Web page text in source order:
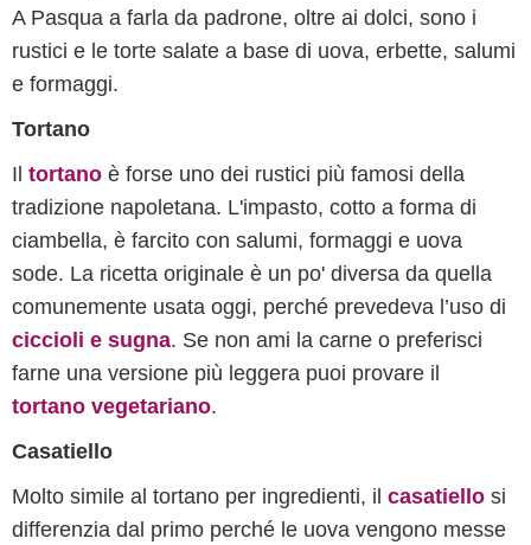
A Pasqua a farla da padrone, oltre ai dolci, sono i
rustici e le torte salate a base di uova, erbette, salumi
e formaggi.
Tortano
Il tortano è forse uno dei rustici più famosi della
tradizione napoletana. L'impasto, cotto a forma di
ciambella, è farcito con salumi, formaggi e uova
sode. La ricetta originale è un po' diversa da quella
comunemente usata oggi, perché prevedeva l’uso di
ciccioli e sugna. Se non ami la carne o preferisci
farne una versione più leggera puoi provare il
tortano vegetariano.
Casatiello
Molto simile al tortano per ingredienti, il casatiello si
differenzia dal primo perché le uova vengono messe